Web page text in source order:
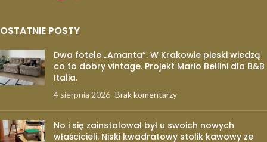
OSTATNIE POSTY
Dwa fotele „Amanta”. W Krakowie pieski wiedzą
co to dobry vintage. Projekt Mario Bellini dla B&B
Italia.
4 sierpnia 2026 Brak komentarzy
No i się zainstalował był u swoich nowych
właścicieli. Niski kwadratowy stolik kawowy ze